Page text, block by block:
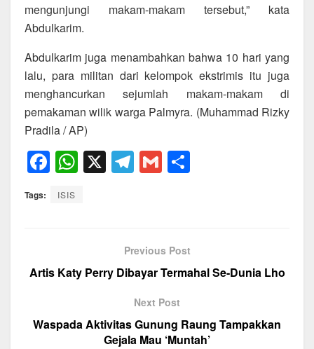
mengunjungi makam-makam tersebut,” kata
Abdulkarim.
Abdulkarim juga menambahkan bahwa 10 hari yang
lalu, para militan dari kelompok ekstrimis itu juga
menghancurkan sejumlah makam-makam di
pemakaman wilik warga Palmyra. (Muhammad Rizky
Pradila / AP)
F
a
c
o
k
W
p
X T
a
m
G
Tags: ISIS
Previous Post
Artis Katy Perry Dibayar Termahal Se-Dunia Lho
Next Post
Waspada Aktivitas Gunung Raung Tampakkan
Gejala Mau ‘Muntah’